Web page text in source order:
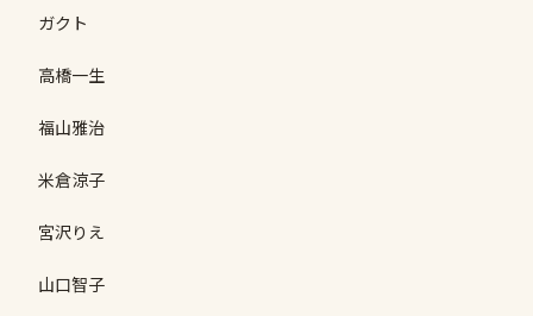
ガクト
高橋一生
福山雅治
米倉涼子
宮沢りえ
山口智子